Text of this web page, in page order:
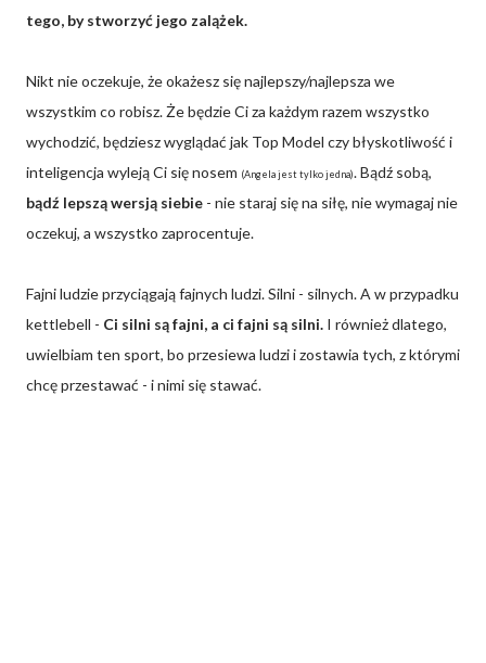
tego, by stworzyć jego zalążek.
Nikt nie oczekuje, że okażesz się najlepszy/najlepsza we
wszystkim co robisz. Że będzie Ci za każdym razem wszystko
wychodzić, będziesz wyglądać jak Top Model czy błyskotliwość i
inteligencja wyleją Ci się nosem (Angela jest tylko jedna). Bądź sobą,
bądź lepszą wersją siebie - nie staraj się na siłę, nie wymagaj nie
oczekuj, a wszystko zaprocentuje.
Fajni ludzie przyciągają fajnych ludzi. Silni - silnych. A w przypadku
kettlebell - Ci silni są fajni, a ci fajni są silni. I również dlatego,
uwielbiam ten sport, bo przesiewa ludzi i zostawia tych, z którymi
chcę przestawać - i nimi się stawać.